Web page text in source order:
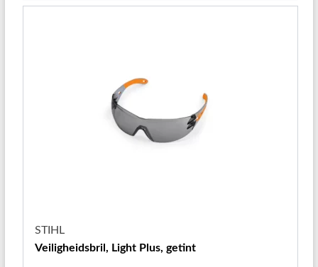
STIHL
Veiligheidsbril, Light Plus, getint